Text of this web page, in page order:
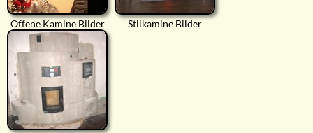
Offene Kamine Bilder Stilkamine Bilder